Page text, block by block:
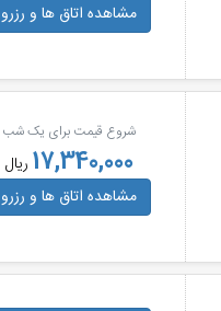
مشاهده اتاق ها و رزرو
شروع قیمت برای یک شب
17,340,000 ریال
مشاهده اتاق ها و رزرو